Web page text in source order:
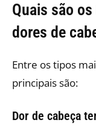
Quais são
dores de
Entre os tipos
principais são:
Dor de cabeça